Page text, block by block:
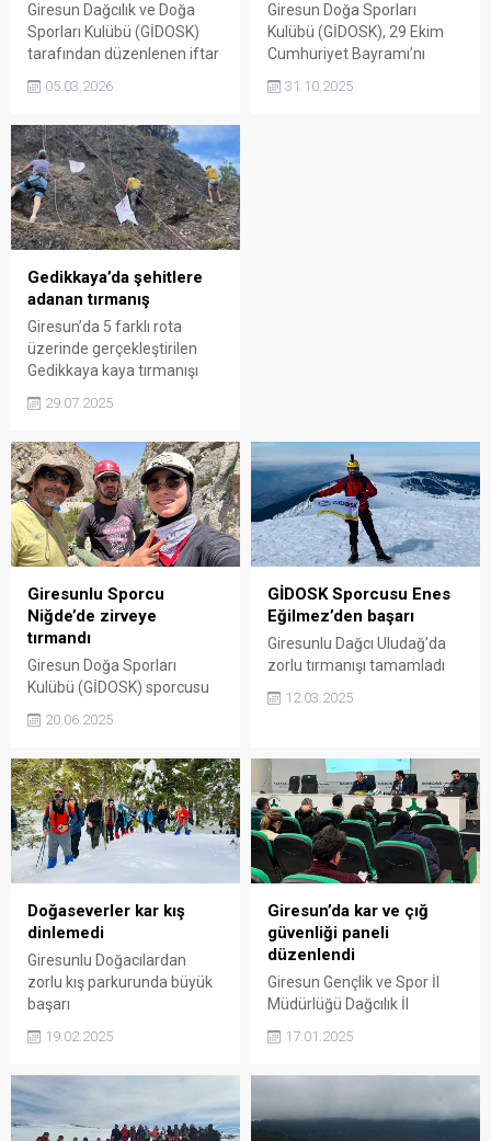
Giresun Dağcılık ve Doğa
Sporları Kulübü (GİDOSK)
tarafından düzenlenen iftar
Oteli’nde geniş katılımla
Doğaseverlerin buluştuğu
programda kulüp üyeleri
Ramazan’ın birlik ve
dayanışma ruhunu aynı
sofrada paylaştı.
05.03.2026
Giresun Doğa Sporları
Kulübü (GİDOSK), 29 Ekim
Cumhuriyet Bayramı’nı
Dereli ilçesindeki Büyük
31.10.2025
Gedikkaya’da şehitlere
adanan tırmanış
Giresun’da 5 farklı rota
üzerinde gerçekleştirilen
Gedikkaya kaya tırmanışı
çevre bilinci aşılandı ve doğa
daha ortaya kondu…
29.07.2025
Giresunlu Sporcu
Niğde’de zirveye
tırmandı
Giresun Doğa Sporları
Kulübü (GİDOSK) sporcusu
Dağcılık Federasyonu
İp Boylu Kaya Tırmanış
Eğitimi’ni başarıyla
tamamlayarak sertifika
almaya hak kazandı.
20.06.2025
GİDOSK Sporcusu Enes
Eğilmez’den başarı
Giresunlu Dağcı Uludağ’da
zorlu tırmanışı tamamladı
12.03.2025
Doğaseverler kar kış
dinlemedi
Giresunlu Doğacılardan
zorlu kış parkurunda büyük
başarı
19.02.2025
Giresun’da kar ve çığ
güvenliği paneli
düzenlendi
Giresun Gençlik ve Spor İl
Müdürlüğü Dağcılık İl
Sporları Spor Kulübü ve
ve Çığ Güvenliği
Bilgilendirme Paneli"
17.01.2025